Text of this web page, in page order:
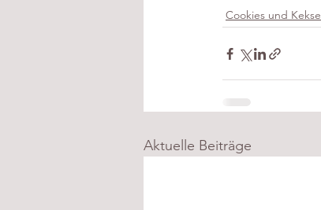
Cookies und Kekse
Aktuelle Beiträge